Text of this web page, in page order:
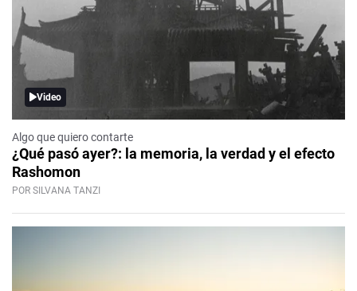
Video
Algo que quiero contarte
¿Qué pasó ayer?: la memoria, la verdad y el efecto
Rashomon
POR SILVANA TANZI